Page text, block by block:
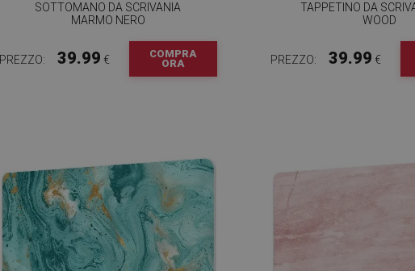
SOTTOMANO DA SCRIVANIA
MARMO NERO
PREZZO: 39.99 €
COMPRA
ORA
TAPPETINO DA
WOOD
PREZZO: 39.99 €